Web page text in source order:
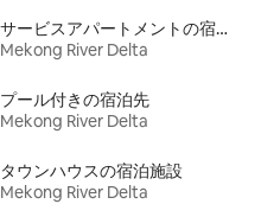
サービスアパートメントの宿泊施設
Mekong River Delta
プール付きの宿泊先
Mekong River Delta
タウンハウスの宿泊施設
Mekong River Delta